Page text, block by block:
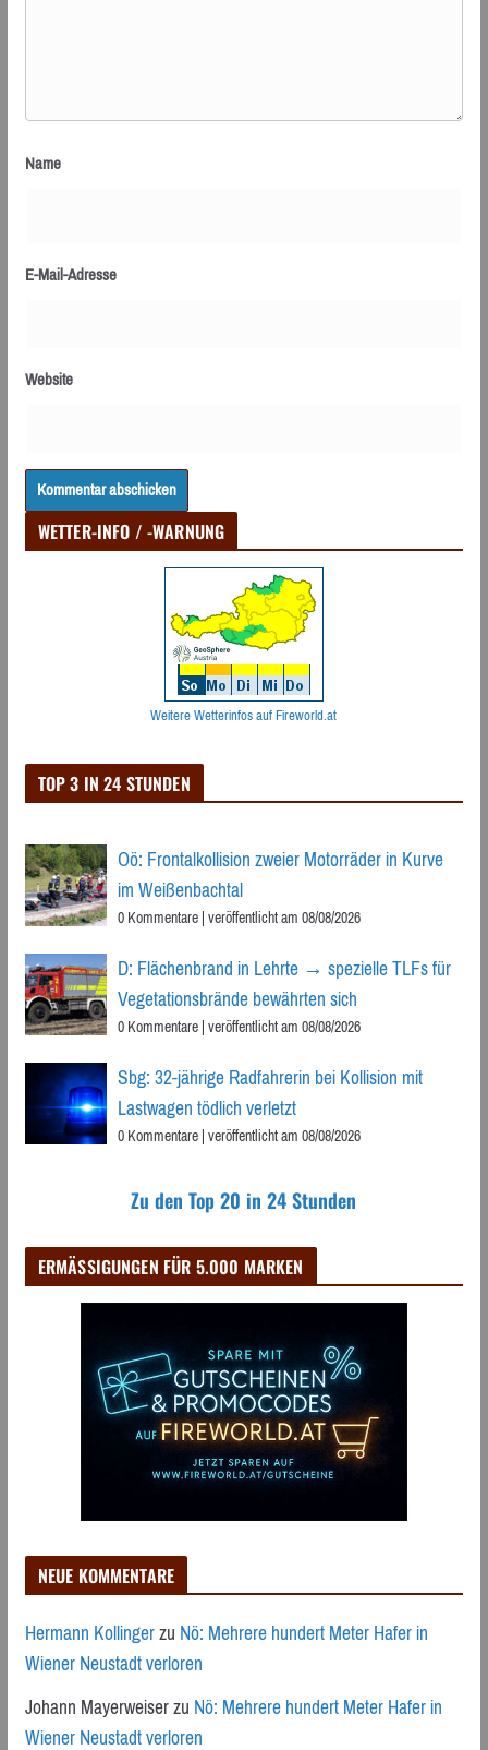
Name
E-Mail-Adresse
Website
WETTER-INFO / -WARNUNG
Weitere Wetterinfos auf Fireworld.at
TOP 3 IN 24 STUNDEN
Oö: Frontalkollision zweier Motorräder in Kurve
im Weißenbachtal
0 Kommentare|veröffentlicht am 08/08/2026
D: Flächenbrand in Lehrte → spezielle TLFs für
Vegetationsbrände bewährten sich
0 Kommentare|veröffentlicht am 08/08/2026
Sbg: 32-jährige Radfahrerin bei Kollision mit
Lastwagen tödlich verletzt
0 Kommentare|veröffentlicht am 08/08/2026
Zu den Top 20 in 24 Stunden
ERMÄSSIGUNGEN FÜR 5.000 MARKEN
NEUE KOMMENTARE
Hermann KollingerzuNö: Mehrere hundert Meter Hafer in
Wiener Neustadt verloren
Johann MayerweiserzuNö: Mehrere hundert Meter Hafer in
Wiener Neustadt verloren